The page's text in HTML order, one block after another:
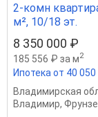
2-комн
м², 10/18 эт.
8 350 000 ₽
185 556 ₽ за м2
Ипотека от 40
Владимирская
Владимир,